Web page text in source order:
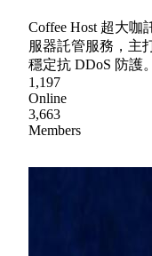
Coffee Host 超大咖
服器託管服務，主
穩定抗 DDoS 防護。
1,197
Online
3,663
Members